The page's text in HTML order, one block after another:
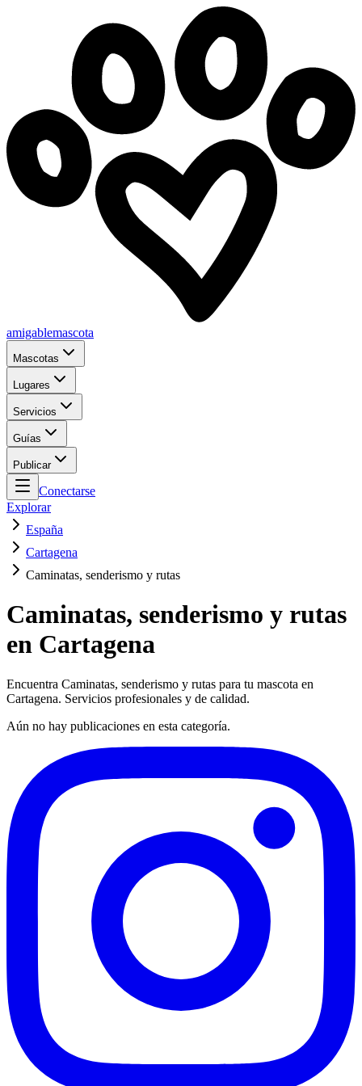
amigablemascota
Mascotas
Lugares
Servicios
Guías
Publicar
Conectarse
Explorar
España
Cartagena
Caminatas, senderismo y rutas
Caminatas, senderismo y rutas
en Cartagena
Encuentra Caminatas, senderismo y rutas para tu mascota en
Cartagena. Servicios profesionales y de calidad.
Aún no hay publicaciones en esta categoría.